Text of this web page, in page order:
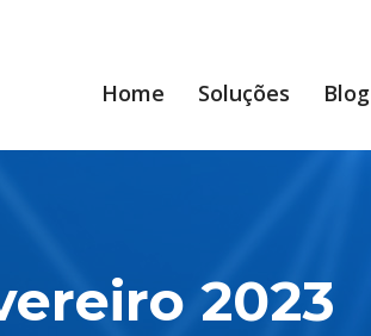
Home Soluções Blog
2023